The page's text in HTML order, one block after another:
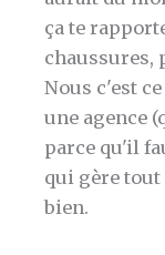
ça te
chaussures,
Nous c'est
une agence
parce qu'il
qui gère tout
bien.